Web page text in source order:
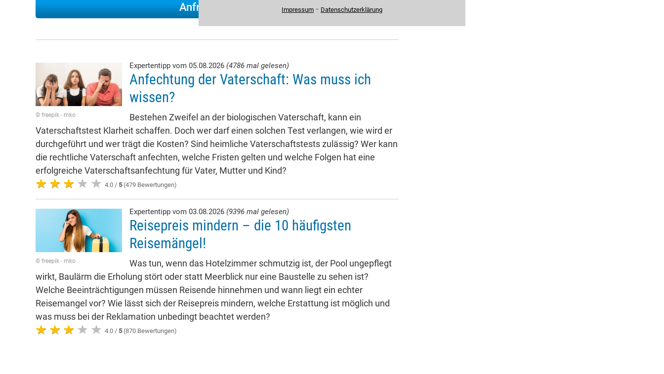
© freepik - mko
Expertentipp vom 05.08.2026 (4786 mal gelesen)
Anfechtung der Vaterschaft: Was muss ich
wissen?
Bestehen Zweifel an der biologischen Vaterschaft, kann ein
Vaterschaftstest Klarheit schaffen. Doch wer darf einen solchen Test verlangen, wie wird er
durchgeführt und wer trägt die Kosten? Sind heimliche Vaterschaftstests zulässig? Wer kann
die rechtliche Vaterschaft anfechten, welche Fristen gelten und welche Folgen hat eine
erfolgreiche Vaterschaftsanfechtung für Vater, Mutter und Kind?
4.0 / 5(479 Bewertungen)
© freepik - mko
Expertentipp vom 03.08.2026 (9396 mal gelesen)
Reisepreis mindern – die 10 häufigsten
Reisemängel!
Was tun, wenn das Hotelzimmer schmutzig ist, der Pool ungepflegt
wirkt, Baulärm die Erholung stört oder statt Meerblick nur eine Baustelle zu sehen ist?
Welche Beeinträchtigungen müssen Reisende hinnehmen und wann liegt ein echter
Reisemangel vor? Wie lässt sich der Reisepreis mindern, welche Erstattung ist möglich und
was muss bei der Reklamation unbedingt beachtet werden?
4.0 / 5(870 Bewertungen)
Impressum ⁃ Datenschutzerklärung